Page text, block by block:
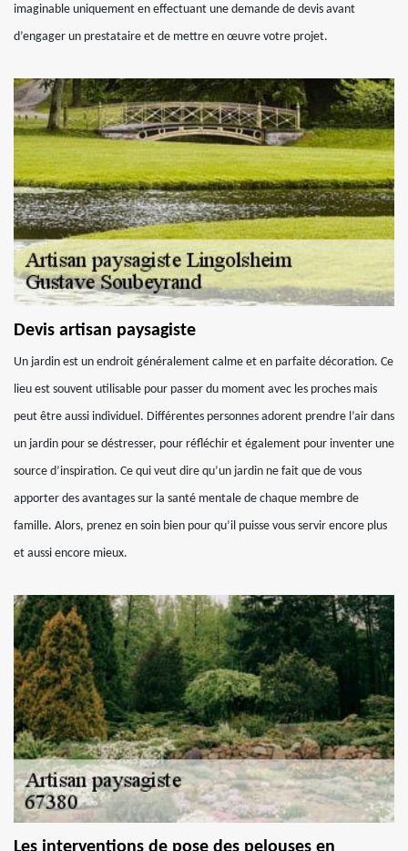
imaginable uniquement en effectuant une demande de devis avant
d’engager un prestataire et de mettre en œuvre votre projet.
Devis artisan paysagiste
Un jardin est un endroit généralement calme et en parfaite décoration. Ce
lieu est souvent utilisable pour passer du moment avec les proches mais
peut être aussi individuel. Différentes personnes adorent prendre l’air dans
un jardin pour se déstresser, pour réfléchir et également pour inventer une
source d’inspiration. Ce qui veut dire qu’un jardin ne fait que de vous
apporter des avantages sur la santé mentale de chaque membre de
famille. Alors, prenez en soin bien pour qu’il puisse vous servir encore plus
et aussi encore mieux.
Les interventions de pose des pelouses en